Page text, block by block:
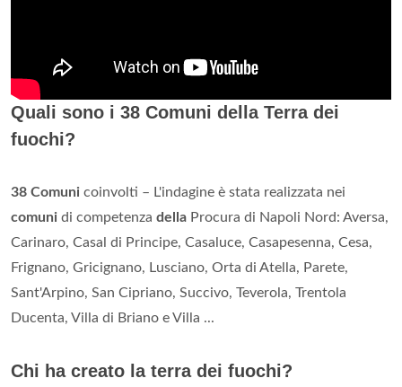
Quali sono i 38 Comuni della Terra dei
fuochi?
38 Comuni coinvolti – L'indagine è stata realizzata nei
comuni di competenza della Procura di Napoli Nord: Aversa,
Carinaro, Casal di Principe, Casaluce, Casapesenna, Cesa,
Frignano, Gricignano, Lusciano, Orta di Atella, Parete,
Sant'Arpino, San Cipriano, Succivo, Teverola, Trentola
Ducenta, Villa di Briano e Villa ...
Chi ha creato la terra dei fuochi?